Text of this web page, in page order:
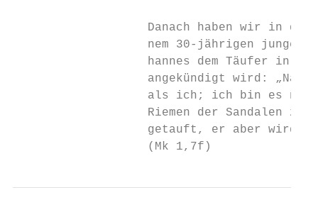
Danach haben wir in
nem 30-jährigen jungen
hannes dem Täufer in
angekündigt wird:
als ich; ich bin es
Riemen der Sandalen zu
getauft, er aber wird
                   (Mk 1,7f)